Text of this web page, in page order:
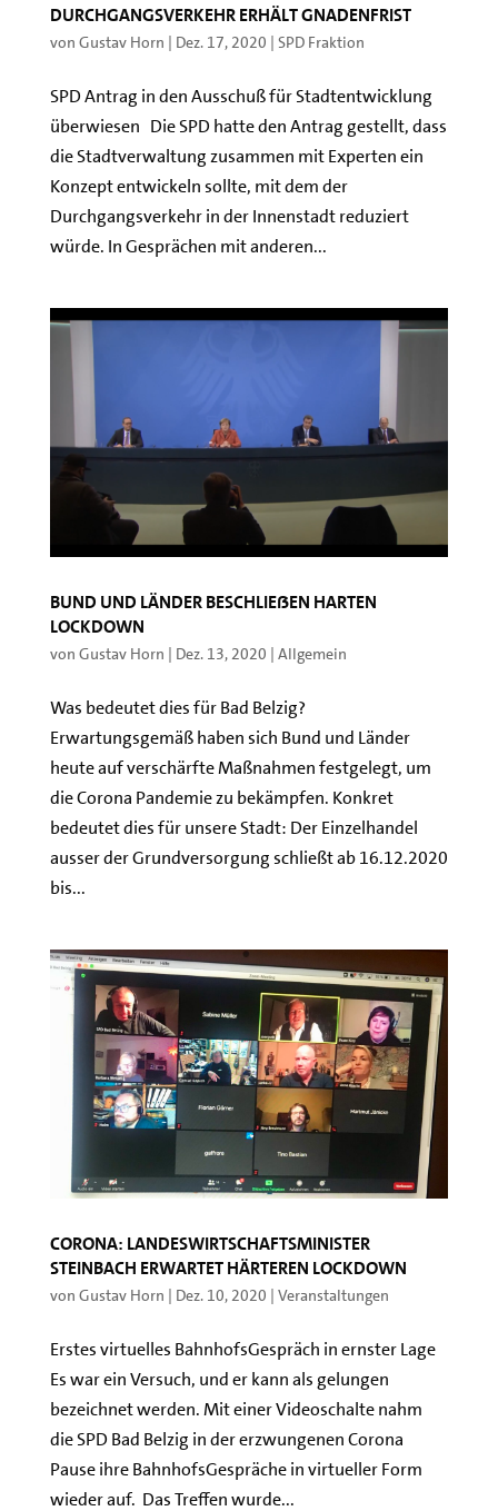
Durchgangsverkehr erhält Gnadenfrist
von Gustav Horn | Dez. 17, 2020 | SPD Fraktion
SPD Antrag in den Ausschuß für Stadtentwicklung
überwiesen Die SPD hatte den Antrag gestellt, dass
die Stadtverwaltung zusammen mit Experten ein
Konzept entwickeln sollte, mit dem der
Durchgangsverkehr in der Innenstadt reduziert
würde. In Gesprächen mit anderen...
Bund und Länder beschließen harten
Lockdown
von Gustav Horn | Dez. 13, 2020 | Allgemein
Was bedeutet dies für Bad Belzig?
Erwartungsgemäß haben sich Bund und Länder
heute auf verschärfte Maßnahmen festgelegt, um
die Corona Pandemie zu bekämpfen. Konkret
bedeutet dies für unsere Stadt: Der Einzelhandel
ausser der Grundversorgung schließt ab 16.12.2020
bis...
Corona: Landeswirtschaftsminister
Steinbach erwartet härteren Lockdown
von Gustav Horn | Dez. 10, 2020 | Veranstaltungen
Erstes virtuelles BahnhofsGespräch in ernster Lage
Es war ein Versuch, und er kann als gelungen
bezeichnet werden. Mit einer Videoschalte nahm
die SPD Bad Belzig in der erzwungenen Corona
Pause ihre BahnhofsGespräche in virtueller Form
wieder auf. Das Treffen wurde...